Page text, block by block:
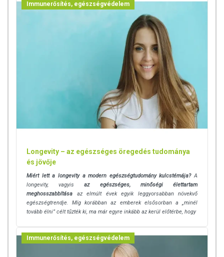
Immunerősítés, egészségvédelem
Longevity – az egészséges öregedés tudománya
és jövője
Miért lett a longevity a modern egészségtudomány kulcstémája?A
longevity, vagyis
az egészséges, minőségi élettartam
meghosszabbítása az elmúlt évek egyik leggyorsabban növekvő
egészségtrendje. Míg korábban az emberek elsősorban a „minél
tovább élni” célt tűzték ki, ma már egyre inkább az kerül előtérbe, hogy
Immunerősítés, egészségvédelem